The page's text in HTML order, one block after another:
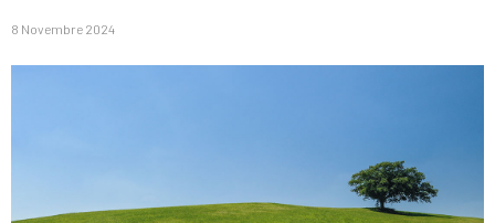
8 Novembre 2024